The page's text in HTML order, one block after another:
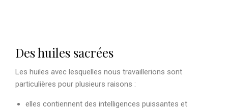
Des huiles sacrées
Les huiles avec lesquelles nous travaillerions sont
particulières pour plusieurs raisons :
elles contiennent des intelligences puissantes et